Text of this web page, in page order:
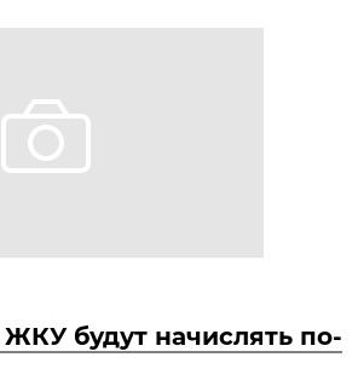
будут начислять по-